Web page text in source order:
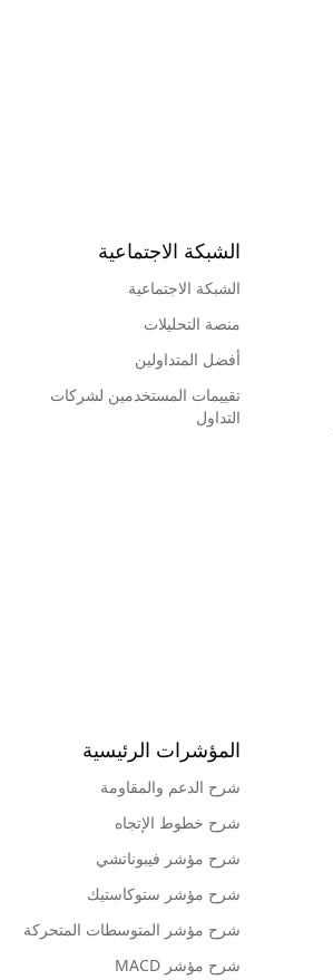
الشبكة الاجتماعية
الشبكة الاجتماعية
منصة التحليلات
أفضل المتداولين
تقييمات المستخدمين لشركات
التداول
المؤشرات الرئيسية
شرح الدعم والمقاومة
شرح خطوط الإتجاه
شرح مؤشر فيبوناتشي
شرح مؤشر ستوكاستيك
شرح مؤشر المتوسطات المتحركة
شرح مؤشر MACD